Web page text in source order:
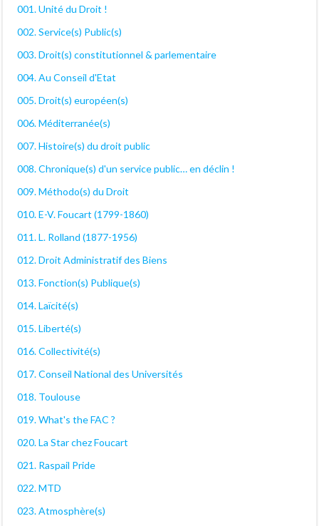
001. Unité du Droit !
002. Service(s) Public(s)
003. Droit(s) constitutionnel & parlementaire
004. Au Conseil d'Etat
005. Droit(s) européen(s)
006. Méditerranée(s)
007. Histoire(s) du droit public
008. Chronique(s) d'un service public… en déclin !
009. Méthodo(s) du Droit
010. E-V. Foucart (1799-1860)
011. L. Rolland (1877-1956)
012. Droit Administratif des Biens
013. Fonction(s) Publique(s)
014. Laïcité(s)
015. Liberté(s)
016. Collectivité(s)
017. Conseil National des Universités
018. Toulouse
019. What's the FAC ?
020. La Star chez Foucart
021. Raspail Pride
022. MTD
023. Atmosphère(s)